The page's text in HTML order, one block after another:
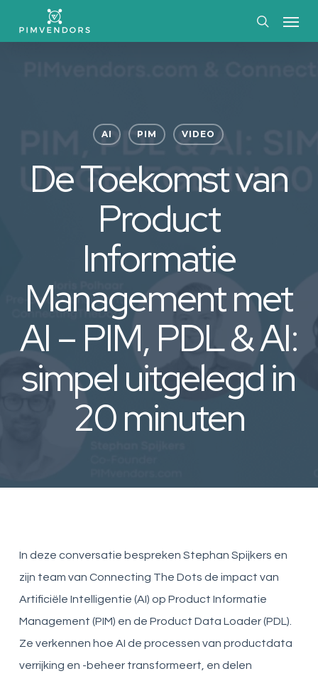
AI PIM VIDEO
De Toekomst van
Product
Informatie
Management met
AI – PIM, PDL & AI:
simpel uitgelegd in
20 minuten
In deze conversatie bespreken Stephan Spijkers en
zijn team van Connecting The Dots de impact van
Artificiële Intelligentie (AI) op Product Informatie
Management (PIM) en de Product Data Loader (PDL).
Ze verkennen hoe AI de processen van productdata
verrijking en -beheer transformeert, en delen